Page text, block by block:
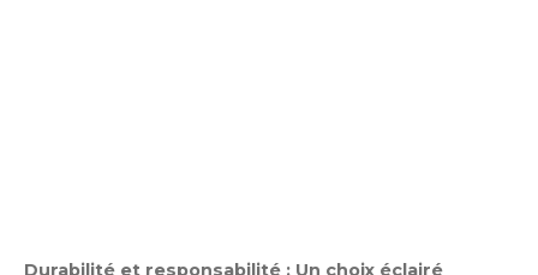
Durabilité et responsabilité : Un choix éclairé